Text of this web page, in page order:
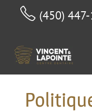
Passer
(450)